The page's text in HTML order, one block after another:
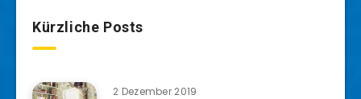
Kürzliche Posts
2 Dezember 2019